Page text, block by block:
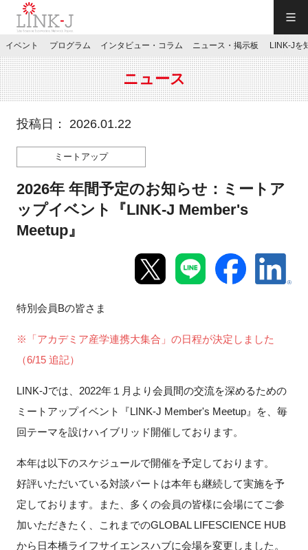
JP／EN
特別会員専用メニュー
施設ご予約
プログラム
ニュース・掲示板
イベント プログラム インタビュー・コラム ニュース・掲示板 LINK-Jを
ニュース
投稿日： 2026.01.22
ミートアップ
2026年 年間予定のお知らせ：ミートア
ップイベント『LINK-J Member's
Meetup』
特別会員Bの皆さま
※「アカデミア産学連携大集合」の日程が決定しました
（6/15 追記）
LINK-Jでは、2022年１月より会員間の交流を深めるための
ミートアップイベント『LINK-J Member's Meetup』を、毎
回テーマを設けハイブリッド開催しております。
本年は以下のスケジュールで開催を予定しております。
好評いただいている対談パートは本年も継続して実施を予
定しております。また、多くの会員の皆様に会場にてご参
加いただきたく、これまでのGLOBAL LIFESCIENCE HUB
から日本橋ライフサイエンスハブに会場を変更しました。